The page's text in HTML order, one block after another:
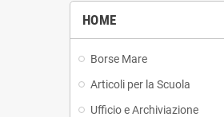
HOME
Borse Mare
Articoli per la Scuola
Ufficio e Archiviazione